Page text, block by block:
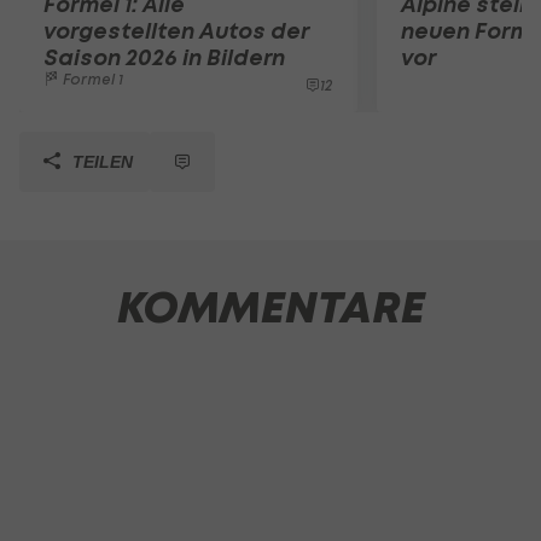
vorgestellten Autos der
Saison 2026 in Bildern
Formel 1 12
neuen
vor
TEILEN
KOMMENTARE